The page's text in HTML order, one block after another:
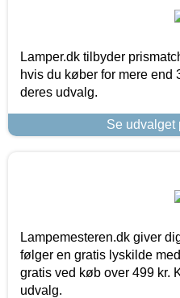
Lamper.dk tilbyder
hvis du køber for mere end
deres udvalg.
Se udvalget
Lampemesteren.dk giver
følger en gratis lyskilde
gratis ved køb over 499 kr.
udvalg.